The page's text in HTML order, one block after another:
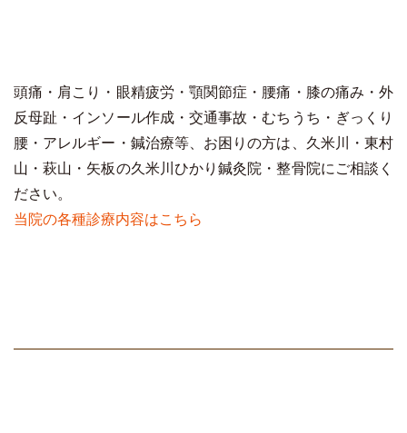
頭痛・肩こり・眼精疲労・顎関節症・腰痛・膝の痛み・外
反母趾・インソール作成・交通事故・むちうち・ぎっくり
腰・アレルギー・鍼治療等、お困りの方は、久米川・東村
山・萩山・矢板の久米川ひかり鍼灸院・整骨院にご相談く
ださい。
当院の各種診療内容はこちら